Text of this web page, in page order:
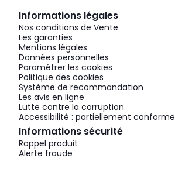
Informations légales
Nos conditions de Vente
Les garanties
Mentions légales
Données personnelles
Paramétrer les cookies
Politique des cookies
Système de recommandation
Les avis en ligne
Lutte contre la corruption
Accessibilité : partiellement conforme
Informations sécurité
Rappel produit
Alerte fraude